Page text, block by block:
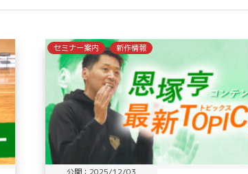
セミナー案内 新作情報